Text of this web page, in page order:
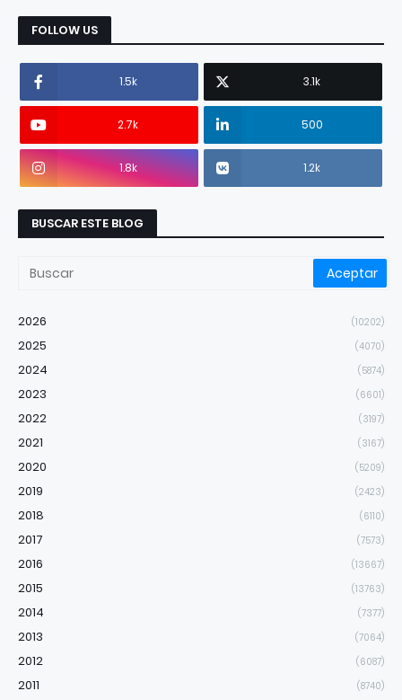
FOLLOW US
1.5k 3.1k
2.7k 500
1.8k 1.2k
BUSCAR ESTE BLOG
2026 (10202)
2025 (4070)
2024 (5874)
2023 (6601)
2022 (3197)
2021 (3167)
2020 (5209)
2019 (2423)
2018 (6110)
2017 (7573)
2016 (13667)
2015 (13763)
2014 (7377)
2013 (7064)
2012 (6087)
2011 (8740)